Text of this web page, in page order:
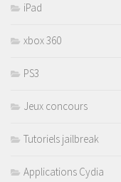
iPad
xbox 360
PS3
Jeux concours
Tutoriels jailbreak
Applications Cydia